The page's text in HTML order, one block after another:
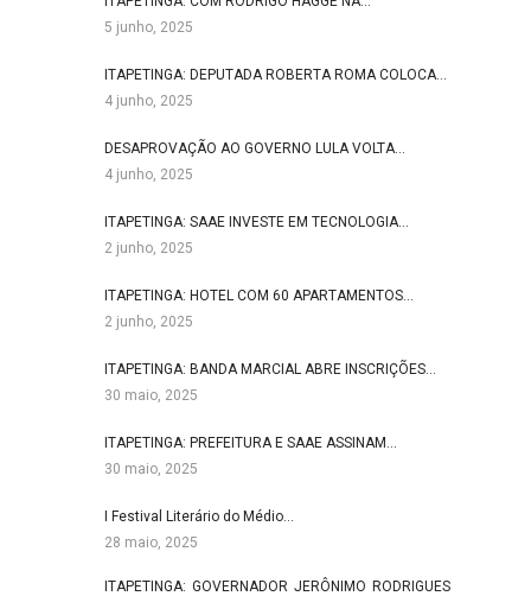
5 junho, 2025
ITAPETINGA: DEPUTADA ROBERTA ROMA COLOCA…
4 junho, 2025
DESAPROVAÇÃO AO GOVERNO LULA VOLTA…
4 junho, 2025
ITAPETINGA: SAAE INVESTE EM TECNOLOGIA…
2 junho, 2025
ITAPETINGA: HOTEL COM 60 APARTAMENTOS…
2 junho, 2025
ITAPETINGA: BANDA MARCIAL ABRE INSCRIÇÕES…
30 maio, 2025
ITAPETINGA: PREFEITURA E SAAE ASSINAM…
30 maio, 2025
I Festival Literário do Médio…
28 maio, 2025
ITAPETINGA: GOVERNADOR JERÔNIMO RODRIGUES